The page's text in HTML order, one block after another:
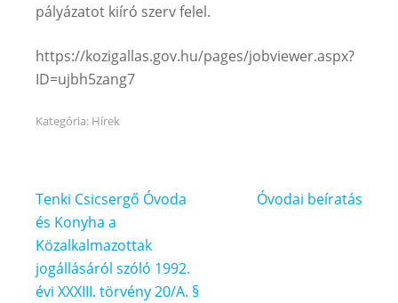
pályázatot kiíró szerv felel.
https://kozigallas.gov.hu/pages/jobviewer.aspx?
ID=ujbh5zang7
Kategória: Hírek
Bejegyzés
navigáció
Tenki Csicsergő Óvoda
és Konyha a
Közalkalmazottak
jogállásáról szóló 1992.
évi XXXIII. törvény 20/A. §
Óvodai beíratás